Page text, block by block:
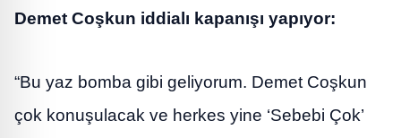
Demet Coşkun iddialı kapanışı yapıyor:
“Bu yaz bomba gibi geliyorum. Demet Coşkun
çok konuşulacak ve herkes yine ‘Sebebi Çok’